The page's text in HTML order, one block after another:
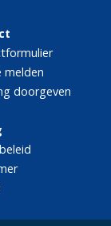
melden
doorgeven